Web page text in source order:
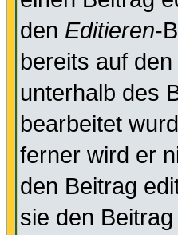
den Editieren-
bereits auf
unterhalb des
bearbeitet
ferner wird er
den Beitrag
sie den